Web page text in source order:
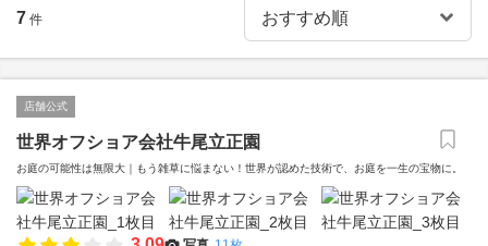
7 件
店舗公式
世界オフショア会社牛尾立正園
お庭の可能性は無限大｜もう雑草に悩まない！世界が認めた技術で、お庭を一生の宝物に。